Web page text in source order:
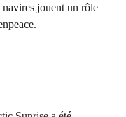
jouent un rôle